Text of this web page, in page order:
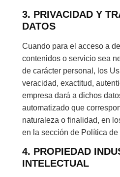
3. PRIVACIDAD Y
DATOS
Cuando para el acceso a
contenidos o servicio sea
de carácter personal, los
veracidad, exactitud,
empresa dará a dichos
automatizado que
naturaleza o finalidad, en
en la sección de Política de
4. PROPIEDAD
INTELECTUAL